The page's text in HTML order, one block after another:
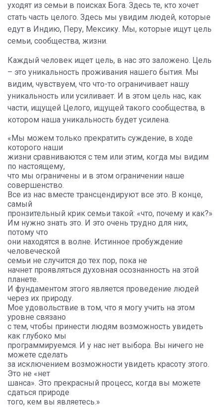
уходят из семьи в поисках Бога. Здесь те, кто хочет
стать часть целого. Здесь мы увидим людей, которые
едут в Индию, Перу, Мексику. Мы, которые ищут цель
семьи, сообщества, жизни.
Каждый человек ищет цель, в нас это заложено. Цель
– это уникальность проживания нашего бытия. Мы
видим, чувствуем, что что-то ограничивает нашу
уникальность или усиливает. И в этом цель нас, как
части, ищущей Целого, ищущей такого сообщества, в
котором наша уникальность будет усилена.
«Мы можем только прекратить суждение, в ходе
которого наши
жизни сравниваются с тем или этим, когда мы видим
по настоящему,
что мы ограничены и в этом ограничении наше
совершенство.
Все из нас вместе трансцендируют все это. В конце,
самый
пронзительный крик семьи такой: «что, почему и как?»
Им нужно знать это. И это очень трудно для них,
потому что
они находятся в волне. Истинное пробуждение
человеческой
семьи не случится до тех пор, пока не
начнет проявляться духовная осознанность на этой
планете.
И фундаментом этого является проведение людей
через их природу.
Мое удовольствие в том, что я могу учить на этом
уровне связано
с тем, чтобы принести людям возможность увидеть
как глубоко мы
программируемся. И у нас нет выбора. Вы ничего не
можете сделать
за исключением возможности увидеть красоту этого.
Это не «нет
шанса». Это прекрасный процесс, когда вы можете
сдаться природе
того, кем вы являетесь.»